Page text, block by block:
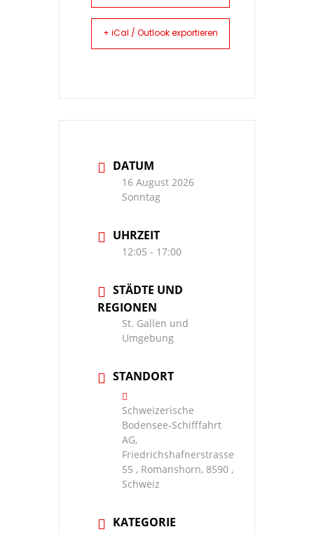
+ iCal / Outlook exportieren
DATUM
16 August 2026
Sonntag
UHRZEIT
12:05 - 17:00
STÄDTE UND
REGIONEN
St. Gallen und
Umgebung
STANDORT
Schweizerische
Bodensee-Schifffahrt
AG,
Friedrichshafnerstrasse
55 , Romanshorn, 8590 ,
Schweiz
KATEGORIE